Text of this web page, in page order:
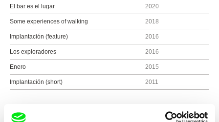
El bar es el lugar 2020
Some experiences of walking 2018
Implantación (feature) 2016
Los exploradores 2016
Enero 2015
Implantación (short) 2011